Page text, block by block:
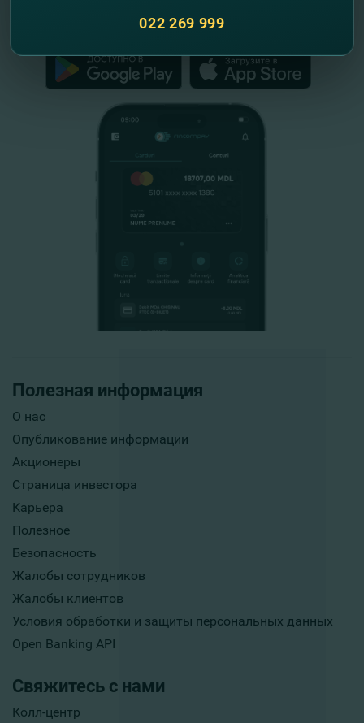
Полезная информация
О нас
Опубликование информации
Акционеры
Страница инвестора
Карьера
Полезное
Безопасность
Жалобы сотрудников
Жалобы клиентов
Условия обработки и защиты персональных данных
Open Banking API
Свяжитесь с нами
Колл-центр
FinComPay Mobile
022 269 999